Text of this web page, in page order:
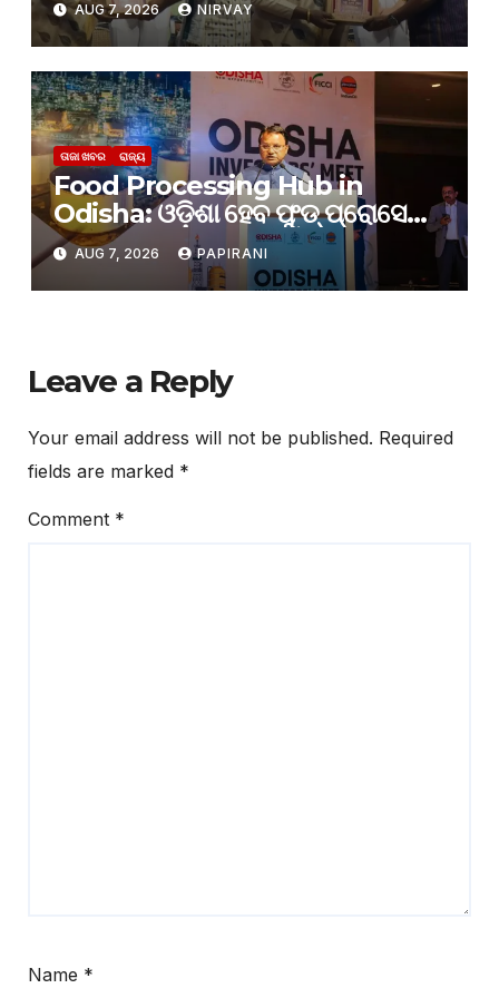
AUG 7, 2026 NIRVAY
ତାଜା ଖବର ରାଜ୍ୟ
Food Processing Hub in
Odisha: ଓଡ଼ିଶା ହେବ ଫୁଡ୍‌ ପ୍ରୋସେସିଂ
ହବ୍‌: ମୁଖ୍ୟମନ୍ତ୍ରୀ ମୋହନ ମାଝୀ
AUG 7, 2026 PAPIRANI
Leave a Reply
Your email address will not be published. Required
fields are marked *
Comment *
Name *